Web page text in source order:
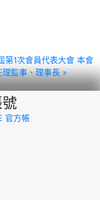
第1次會員代表大會 本會
監事、理事長 »